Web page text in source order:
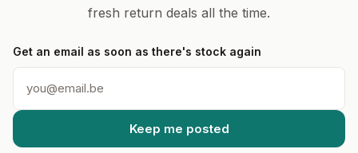
fresh return deals all the time.
Get an email as soon as there's stock again
Keep me posted